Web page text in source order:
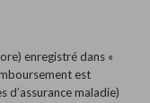
enregistré dans «
est
d’assurance maladie)